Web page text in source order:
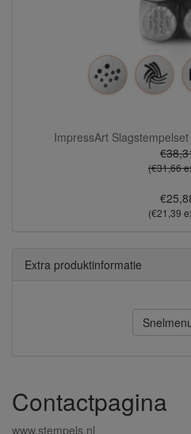
ImpressArt
(€31,66
(€21,39
Extra produktinformatie
Contactpagina
www.stempels.nl